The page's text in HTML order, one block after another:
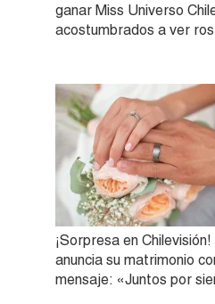
ganar Miss Universo
acostumbrados a ver
¡Sorpresa en
anuncia su matrimonio
mensaje: «Juntos por